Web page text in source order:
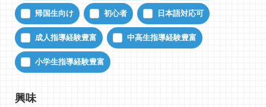
帰国生向け 初心者 日本語対応可
成人指導経験豊富 中高生指導経験豊富
小学生指導経験豊富
興味